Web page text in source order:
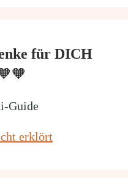
für DICH